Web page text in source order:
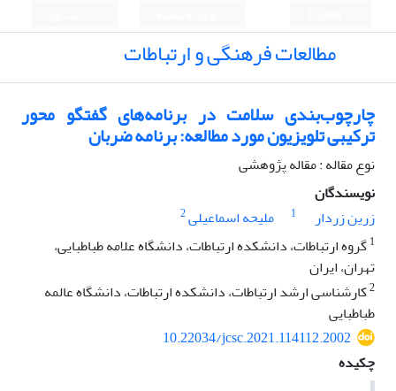
مطالعات فرهنگی و ارتباطات
چارچوب‌بندی سلامت در برنامه‌های گفتگو محور
ترکیبی تلویزیون مورد مطالعه: برنامه ضربان
نوع مقاله : مقاله پژوهشی
نویسندگان
زرین زردار
1 ملیحه اسماعیلی2
1گروه ارتباطات، دانشکده ارتباطات، دانشگاه علامه طباطبایی،
تهران، ایران
2کارشناسی ارشد ارتباطات، دانشکده ارتباطات، دانشگاه عالمه
طباطبایی
10.22034/jcsc.2021.114112.2002
چکیده